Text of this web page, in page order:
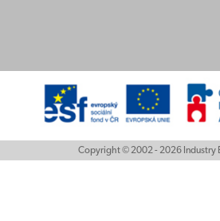
Copyright © 2002 - 2026 Industry